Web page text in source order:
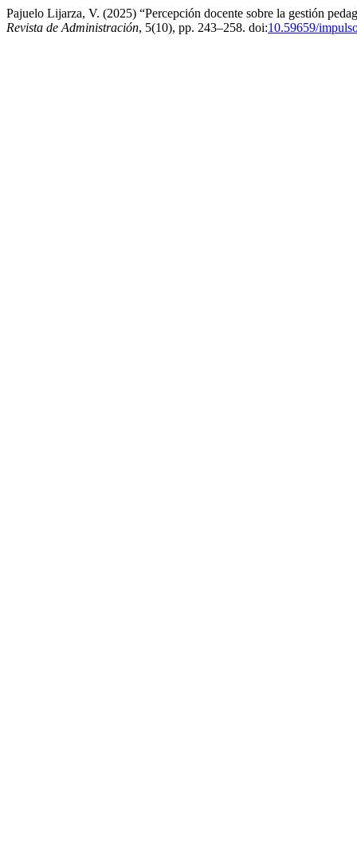
Pajuelo Lijarza, V. (2025) “Percepción docente sobre la gestión
Revista de Administración, 5(10), pp. 243–258. doi:10.59659/